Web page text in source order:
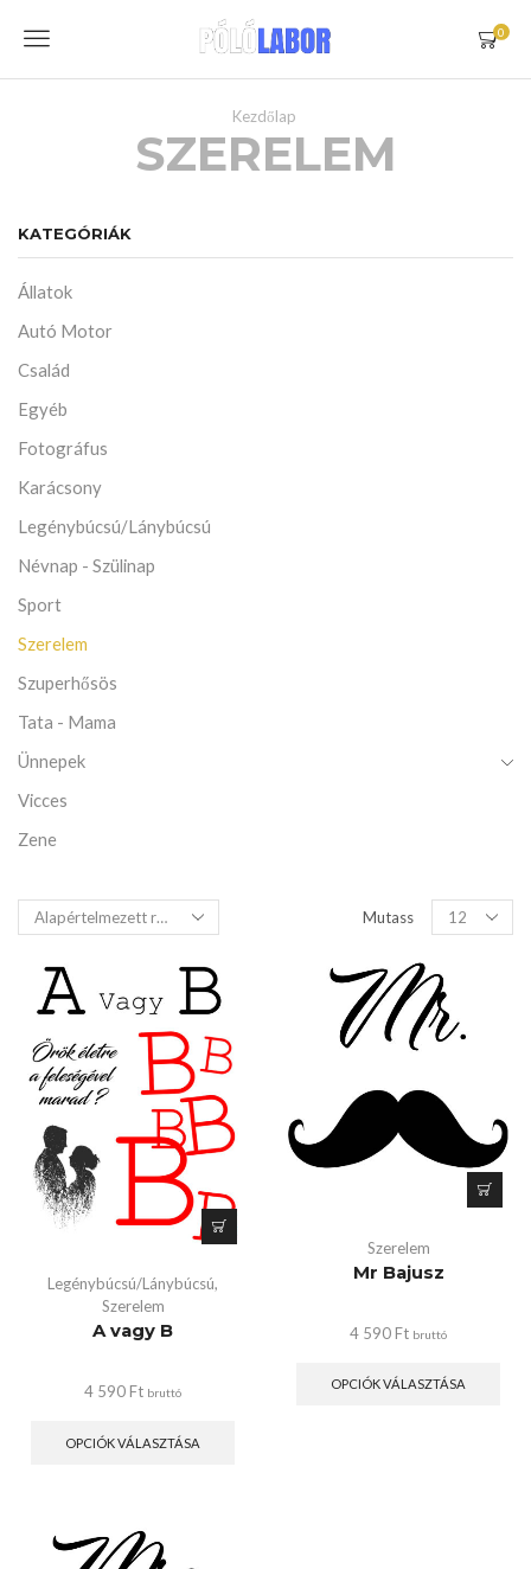
0
Menu
Kezdőlap
SZERELEM
Mutass
Legénybúcsú/Lánybúcsú,
Szerelem
A vagy B
4 590 Ft bruttó
OPCIÓK VÁLASZTÁSA
Szerelem
Mr Bajusz
4 590 Ft bruttó
OPCIÓK VÁLASZTÁSA
KATEGÓRIÁK
Állatok
Autó Motor
Család
Egyéb
Fotográfus
Karácsony
Legénybúcsú/Lánybúcsú
Névnap - Szülinap
Sport
Szerelem
Szuperhősös
Tata - Mama
Ünnepek
Vicces
Zene